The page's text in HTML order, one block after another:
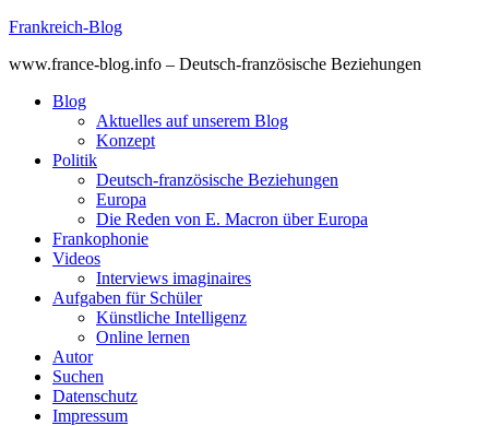
Skip
content
Frankreich-Blog
www.france-blog.info – Deutsch-französische Beziehungen
Blog
Aktuelles auf unserem Blog
Konzept
Politik
Deutsch-französische Beziehungen
Europa
Die Reden von E. Macron über Europa
Frankophonie
Videos
Interviews imaginaires
Aufgaben für Schüler
Künstliche Intelligenz
Online lernen
Autor
Suchen
Datenschutz
Impressum